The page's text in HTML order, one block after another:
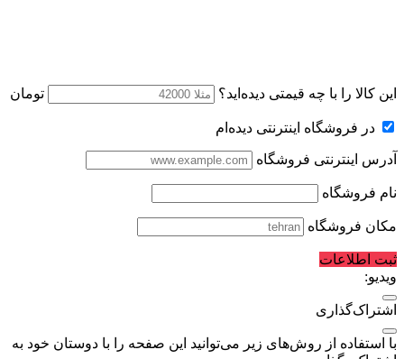
این کالا را با چه قیمتی دیده‌اید؟ تومان
در فروشگاه اینترنتی دیده‌ام
آدرس اینترنتی فروشگاه
نام فروشگاه
مکان فروشگاه
ثبت اطلاعات
ویدیو:
اشتراک‌گذاری
با استفاده از روش‌های زیر می‌توانید این صفحه را با دوستان خود به